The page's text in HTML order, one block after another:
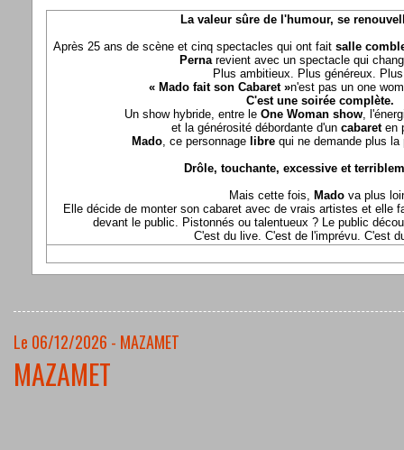
La valeur sûre de l'humour, se
Après 25 ans de scène et cinq spectacles qui ont fait salle
Pernarevient avec un spectacle qui
Plus ambitieux. Plus généreux.
« Mado fait son Cabaret »n'est pas un one
C'est une soirée complète.
Un show hybride, entre le One Woman show,
et la générosité débordante d'un cabaret en
Mado, ce personnage librequi ne demande plus la
Drôle, touchante, excessive et
Mais cette fois, Mado va plus
Elle décide de monter son cabaret avec de vrais artistes et elle
devant le public. Pistonnés ou talentueux ? Le public
C'est du live. C'est de l'imprévu. C'est
Le 06/12/2026 - MAZAMET
MAZAMET